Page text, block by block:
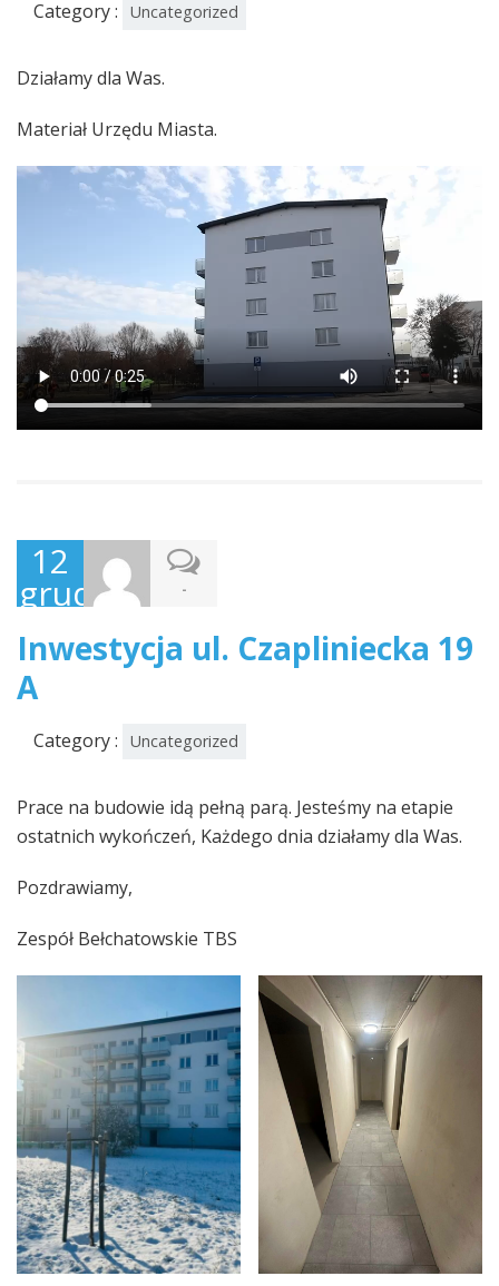
Category : Uncategorized
Działamy dla Was.
Materiał Urzędu Miasta.
12
grudnia,
2024
-
Inwestycja ul. Czapliniecka 19
A
Category : Uncategorized
Prace na budowie idą pełną parą. Jesteśmy na etapie
ostatnich wykończeń, Każdego dnia działamy dla Was.
Pozdrawiamy,
Zespół Bełchatowskie TBS